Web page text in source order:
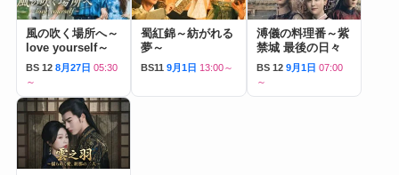
風の吹く場所へ～
love yourself～
BS 12 8月27日 05:30
～
蜀紅錦～紡がれる
夢～
BS11 9月1日 13:00～
溥儀の料理番～紫
禁城 最後の日々
BS 12 9月1日 07:00
～